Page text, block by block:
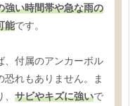
強い時間帯や急な雨の
能です。
、付属のアンカーボル
恐れもありません。ま
サビやキズに強いで